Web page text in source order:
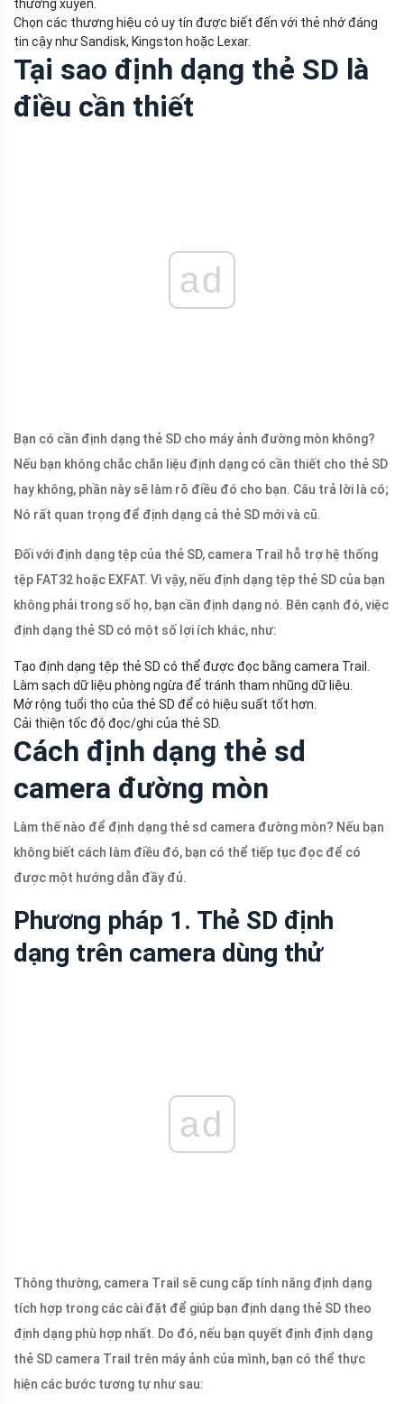
thường xuyên.
Chọn các thương hiệu có uy tín được biết đến với thẻ nhớ đáng
tin cậy như Sandisk, Kingston hoặc Lexar.
Tại sao định dạng thẻ SD là
điều cần thiết
ad
Bạn có cần định dạng thẻ SD cho máy ảnh đường mòn không?
Nếu bạn không chắc chắn liệu định dạng có cần thiết cho thẻ SD
hay không, phần này sẽ làm rõ điều đó cho bạn. Câu trả lời là có;
Nó rất quan trọng để định dạng cả thẻ SD mới và cũ.
Đối với định dạng tệp của thẻ SD, camera Trail hỗ trợ hệ thống
tệp FAT32 hoặc EXFAT. Vì vậy, nếu định dạng tệp thẻ SD của bạn
không phải trong số họ, bạn cần định dạng nó. Bên cạnh đó, việc
định dạng thẻ SD có một số lợi ích khác, như:
Tạo định dạng tệp thẻ SD có thể được đọc bằng camera Trail.
Làm sạch dữ liệu phòng ngừa để tránh tham nhũng dữ liệu.
Mở rộng tuổi thọ của thẻ SD để có hiệu suất tốt hơn.
Cải thiện tốc độ đọc/ghi của thẻ SD.
Cách định dạng thẻ sd
camera đường mòn
Làm thế nào để định dạng thẻ sd camera đường mòn? Nếu bạn
không biết cách làm điều đó, bạn có thể tiếp tục đọc để có
được một hướng dẫn đầy đủ.
Phương pháp 1. Thẻ SD định
dạng trên camera dùng thử
ad
Thông thường, camera Trail sẽ cung cấp tính năng định dạng
tích hợp trong các cài đặt để giúp bạn định dạng thẻ SD theo
định dạng phù hợp nhất. Do đó, nếu bạn quyết định định dạng
thẻ SD camera Trail trên máy ảnh của mình, bạn có thể thực
hiện các bước tương tự như sau: